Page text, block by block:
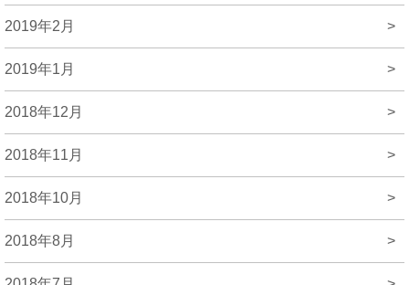
2019年2月 >
2019年1月 >
2018年12月 >
2018年11月 >
2018年10月 >
2018年8月 >